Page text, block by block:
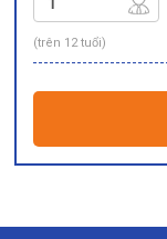
(trên 12 tuổi)